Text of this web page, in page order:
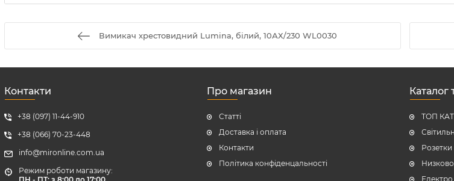
Вимикач хрестовидний Lumina, білий, 10АХ/230 WL0030
Контакти
+38 (097) 11-44-910
+38 (066) 70-23-448
info@mironline.com.ua
Режим роботи магазину:
Про магазин
Статті
Доставка і оплата
Контакти
Політика конфіденцальності
Каталог
ТОП
Розетки